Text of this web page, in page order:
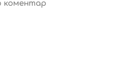
коментар